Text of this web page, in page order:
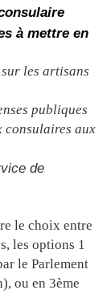
à mettre en
les artisans
publiques
consulaires aux
de
le choix entre
les options 1
le Parlement
ou en 3ème